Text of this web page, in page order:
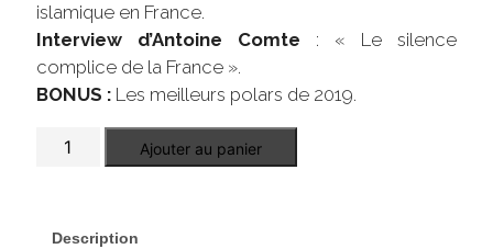
islamique en France.
Interview d’Antoine Comte : « Le silence
complice de la France ».
BONUS : Les meilleurs polars de 2019.
Ajouter au panier
Description